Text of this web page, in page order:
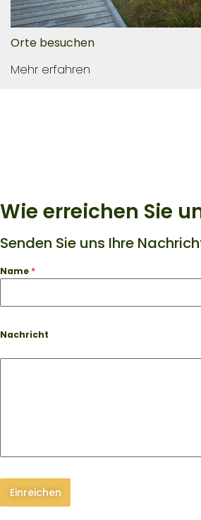
Orte besuchen
Mehr erfahren
Wie erreichen Sie
Senden Sie uns Ihre
Name *
Nachricht
Einreichen